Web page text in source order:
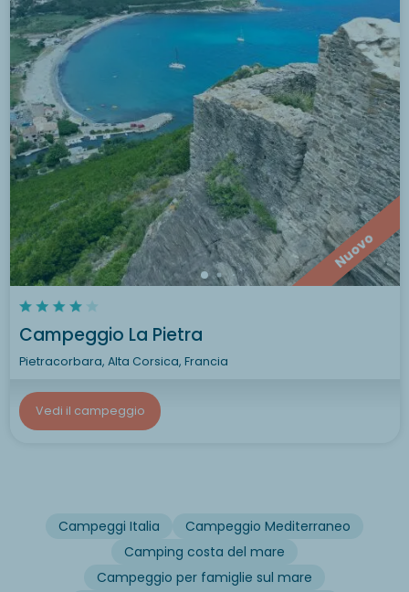
Nuovo
Campeggio La Pietra
Pietracorbara, Alta Corsica, Francia
Vedi il campeggio
Campeggi Italia
Campeggio Mediterraneo
Camping costa del mare
Campeggio per famiglie sul mare